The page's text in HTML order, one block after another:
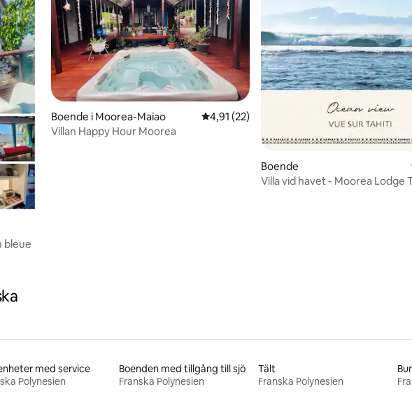
bleue
Boende i Moorea-Maiao 4,91 av 5 i genomsnittligt betyg, 22
4,91 (22)
Villan Happy Hour Moorea
Boende
Villa vid havet - Moorea Lodge
med service
Polynesien
Boenden med tillgång till sjö
Franska Polynesien
Tält
Franska Polynesien